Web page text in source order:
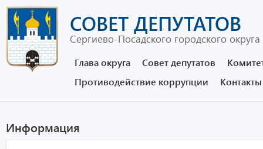
СОВЕТ ДЕПУТАТОВ
Сергиево-Посадского городского округа
Глава округа Совет депутатов
Противодействие коррупции
Контакты
Информация